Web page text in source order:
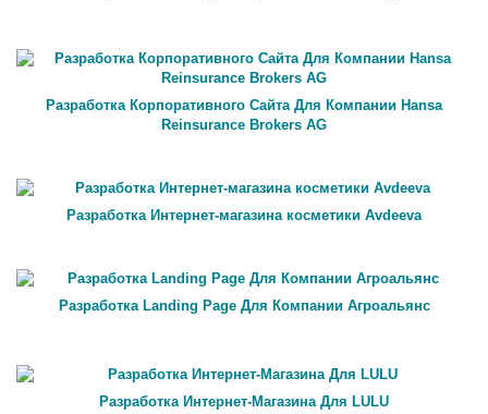
Разработка Корпоративного Сайта Для Компании Hansa
Reinsurance Brokers AG
Разработка Интернет-магазина косметики Avdeeva
Разработка Landing Page Для Компании Агроальянс
Разработка Интернет-Магазина Для LULU